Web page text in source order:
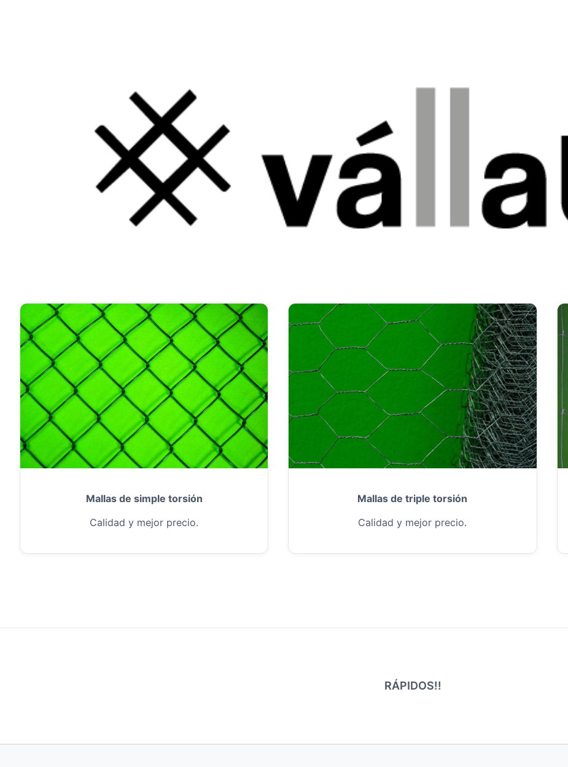
Mallas de simple torsión
Calidad y mejor precio.
Mallas de triple torsión
Calidad y mejor precio.
RÁPIDOS!!